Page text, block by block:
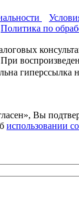
Политика по
гиперссылка
Вы
использовании